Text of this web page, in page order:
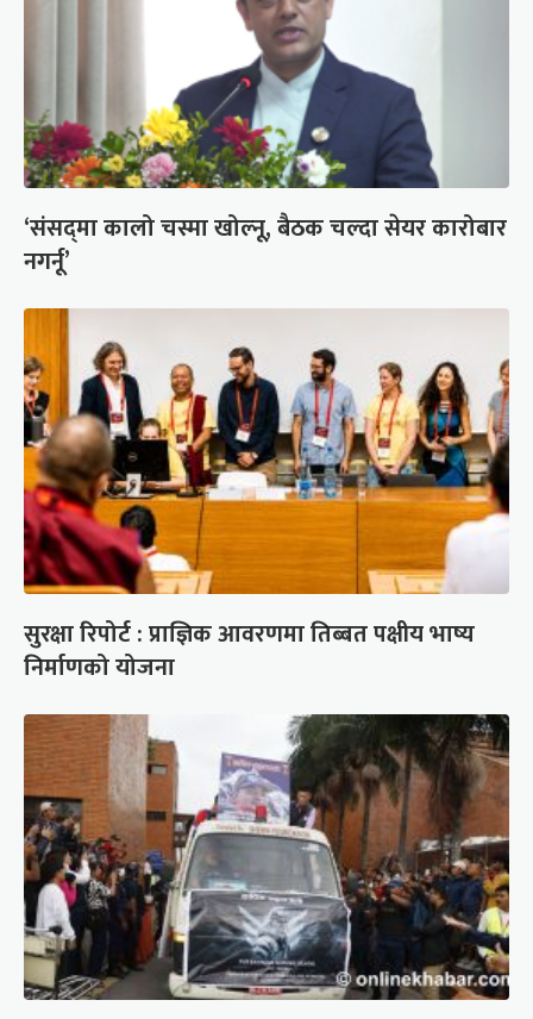
‘संसद्‍मा कालो चस्मा खोल्नू, बैठक चल्दा सेयर कारोबार
नगर्नू’
सुरक्षा रिपोर्ट : प्राज्ञिक आवरणमा तिब्बत पक्षीय भाष्य
निर्माणको योजना